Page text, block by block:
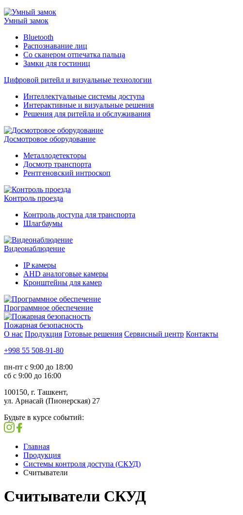
Умный замок
Bluetooth
Распознавание лиц
Со сканером отпечатка пальца
Замки для гостиниц
Цифровой ритейл и визуальные технологии
Интеллектуальные системы доступа
Интерактивные и визуальные решения
Решения для ритейла и обслуживания
Досмотровое оборудование
Металлодетекторы
Досмотр транспорта
Рентгеновский интроскоп
Контроль проезда
Контроль доступа для транспорта
Шлагбаумы
Видеонаблюдение
IP камеры
AHD аналоговые камеры
Кронштейны для камер
Программное обеспечение
Пожарная безопасность
О нас Продукция Готовые решения Сервисный центр Контакты
+998 55 508-91-80
пн-пт с 9:00 до 18:00
сб с 9:00 до 16:00
100150, г. Ташкент,
ул. Арнасай (Пионерская) 27
Будьте в курсе событий:
Главная
Продукция
Системы контроля доступа (СКУД)
Считыватели
Считыватели СКУД